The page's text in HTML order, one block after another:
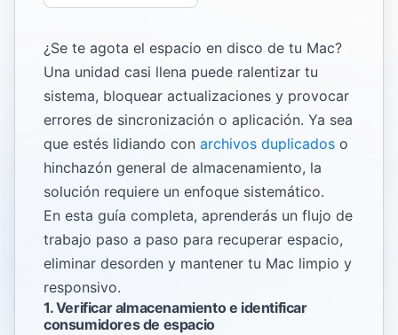
¿Se te agota el espacio en disco de tu Mac?
Una unidad casi llena puede ralentizar tu
sistema, bloquear actualizaciones y provocar
errores de sincronización o aplicación. Ya sea
que estés lidiando con archivos duplicados o
hinchazón general de almacenamiento, la
solución requiere un enfoque sistemático.
En esta guía completa, aprenderás un flujo de
trabajo paso a paso para recuperar espacio,
eliminar desorden y mantener tu Mac limpio y
responsivo.
1. Verificar almacenamiento e identificar
consumidores de espacio